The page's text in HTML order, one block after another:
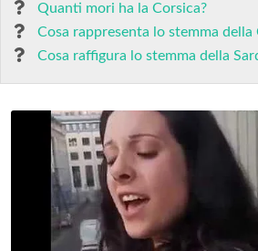
Quanti mori ha la Corsica?
Cosa rappresenta lo stemma della
Cosa raffigura lo stemma della